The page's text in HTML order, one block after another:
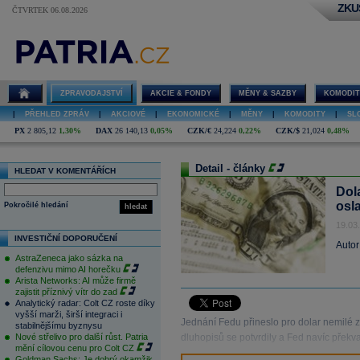
ČTVRTEK 06.08.2026
ZPRAVODAJSTVÍ AKCIE & FONDY MĚNY & SAZBY
PŘEHLED ZPRÁV AKCIOVÉ EKONOMICKÉ MĚNY KOMODITY
PX 2 805,12 1,30% DAX 26 140,13 0,05% CZK/€ 24,224 0,22% CZK/$ 21,024 0,48%
HLEDAT V KOMENTÁŘÍCH
hledat
Pokročilé hledání
INVESTIČNÍ DOPORUČENÍ
AstraZeneca jako sázka na
defenzivu mimo AI horečku
Arista Networks: AI může firmě
zajistit příznivý vítr do zad
Analytický radar: Colt CZ roste díky
vyšší marži, širší integraci i
stabilnějšímu byznysu
Nové střelivo pro další růst. Patria
mění cílovou cenu pro Colt CZ
Detail - články
Jednání Fedu přineslo pro dolar nemilé
dluhopisů se potvrdily a Fed navíc